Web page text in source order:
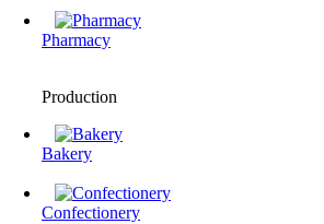
Pharmacy
Production
Bakery
Confectionery